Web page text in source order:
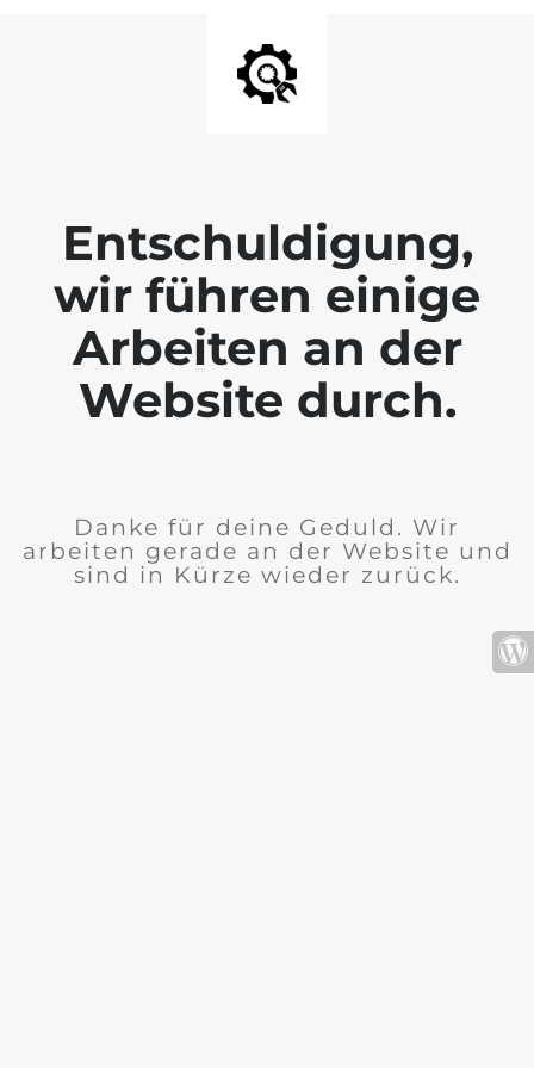
Entschuldigung,
wir führen einige
Arbeiten an der
Website durch.
Danke für deine Geduld. Wir
arbeiten gerade an der Website und
sind in Kürze wieder zurück.